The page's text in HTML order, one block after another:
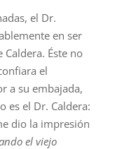
el Dr.
en ser
Éste no
el
a su embajada,
es el Dr. Caldera:
dio la impresión
el viejo